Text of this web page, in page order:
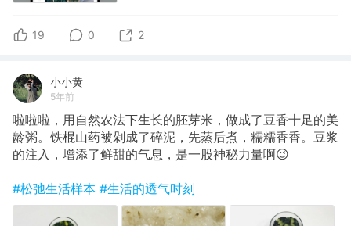
19 0 2
小小黄
5年前
啦啦啦，用自然农法下生长的胚芽米，做成了豆香十足的美
龄粥。铁棍山药被剁成了碎泥，先蒸后煮，糯糯香香。豆浆
的注入，增添了鲜甜的气息，是一股神秘力量啊😉
#松弛生活样本 #生活的透气时刻